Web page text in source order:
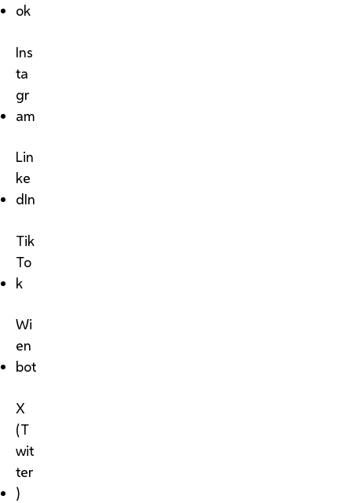
ok
Ins
ta
gr
am
Lin
ke
dIn
Tik
To
k
Wi
en
bot
X
(T
wit
ter
)